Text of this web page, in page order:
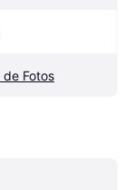
de Fotos